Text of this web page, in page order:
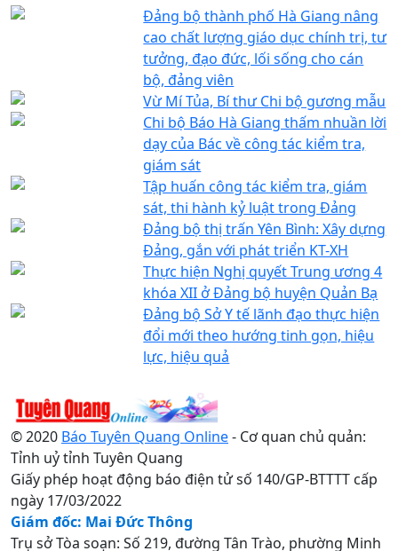
Đảng bộ thành phố Hà Giang nâng
cao chất lượng giáo dục chính trị, tư
tưởng, đạo đức, lối sống cho cán
bộ, đảng viên
Vừ Mí Tủa, Bí thư Chi bộ gương mẫu
Chi bộ Báo Hà Giang thấm nhuần lời
dạy của Bác về công tác kiểm tra,
giám sát
Tập huấn công tác kiểm tra, giám
sát, thi hành kỷ luật trong Đảng
Đảng bộ thị trấn Yên Bình: Xây dựng
Đảng, gắn với phát triển KT-XH
Thực hiện Nghị quyết Trung ương 4
khóa XII ở Đảng bộ huyện Quản Bạ
Đảng bộ Sở Y tế lãnh đạo thực hiện
đổi mới theo hướng tinh gọn, hiệu
lực, hiệu quả
© 2020 Báo Tuyên Quang Online- Cơ quan chủ quản:
Tỉnh uỷ tỉnh Tuyên Quang
Giấy phép hoạt động báo điện tử số 140/GP-BTTTT cấp
ngày 17/03/2022
Giám đốc: Mai Đức Thông
Trụ sở Tòa soạn: Số 219, đường Tân Trào, phường Minh